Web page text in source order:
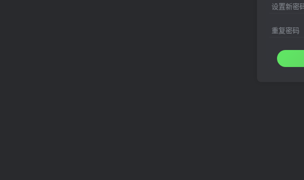
设置新密
重复密码